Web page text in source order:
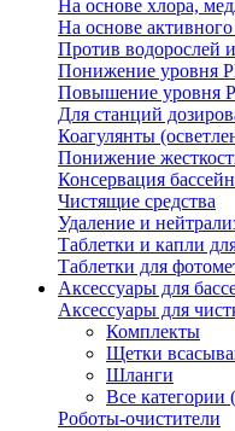
На основе хлора,
На основе
Против водорослей
Понижение уровня
Повышение уровня
Для станций
Коагулянты
Понижение
Консервация
Чистящие средства
Удаление и
Таблетки и капли
Таблетки для
Аксессуары для
Аксессуары для
Комплекты
Щетки
Шланги
Все категории
Роботы-очистители